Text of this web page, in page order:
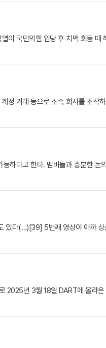
국민의힘 입당 후 치맥 회동
정 거래 등으로 소속 회사를 조
다고 한다. 멤버들과 충분한 논
있다(…)[39] 5번째 영상이 아까
년 3월 18일 DART에 올라